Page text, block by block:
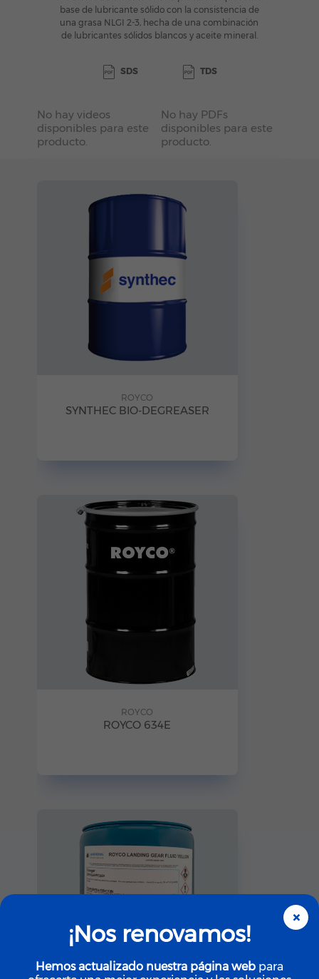
base de lubricante sólido con la consistencia de
una grasa NLGI 2-3, hecha de una combinación
de lubricantes sólidos blancos y aceite mineral.
SDS TDS
No hay videos
disponibles para este
producto.
No hay PDFs
disponibles para este
producto.
ROYCO
SYNTHEC BIO-DEGREASER
ROYCO
ROYCO 634E
×
¡Nos renovamos!
Hemos actualizado nuestra página web para